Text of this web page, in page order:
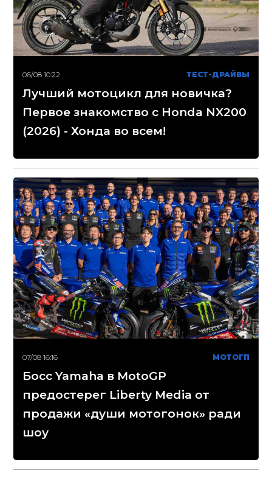
06/08 10:22 ТЕСТ-ДРАЙВЫ
Лучший мотоцикл для новичка?
Первое знакомство с Honda NX200
(2026) - Хонда во всем!
07/08 16:16 МОТОГП
Босс Yamaha в MotoGP
предостерег Liberty Media от
продажи «души мотогонок» ради
шоу